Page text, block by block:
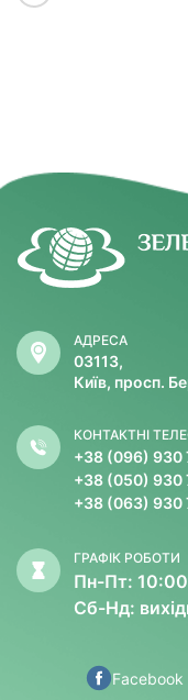
АДРЕСА
03113,
Київ, просп.
КОНТАКТНІ
+38 (096) 930
+38 (050) 930
+38 (063) 930
ГРАФІК РОБОТИ
Пн-Пт: 10:00
Сб-Нд:
Facebook